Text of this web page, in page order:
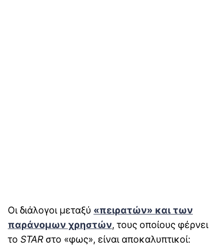
Οι διάλογοι μεταξύ «πειρατών» και των
παράνομων χρηστών, τους οποίους φέρνει
το STAR στο «φως», είναι αποκαλυπτικοί: